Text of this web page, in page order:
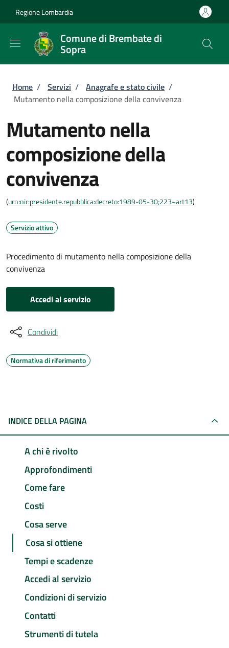
Regione Lombardia
Comune di Brembate di
Sopra
Briciole di pane
Home / Servizi / Anagrafe e stato civile /
Mutamento nella composizione della convivenza
Mutamento nella
composizione della
convivenza
(urn:nir:presidente.repubblica:decreto:1989-05-30;223~art13)
Servizio attivo
Procedimento di mutamento nella composizione della
convivenza
Accedi al servizio
Condividi
Normativa di riferimento
INDICE DELLA PAGINA
A chi è rivolto
Approfondimenti
Come fare
Costi
Cosa serve
Cosa si ottiene
Tempi e scadenze
Accedi al servizio
Condizioni di servizio
Contatti
Strumenti di tutela